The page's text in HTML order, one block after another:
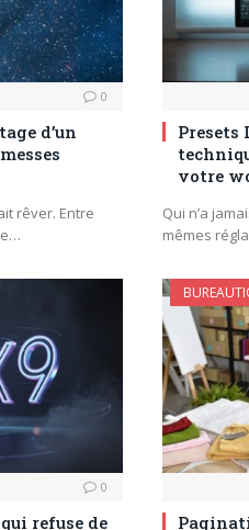
0
d’un
rêver. Entre
Presets
votre
Qui n’a
mêmes
0
refuse de